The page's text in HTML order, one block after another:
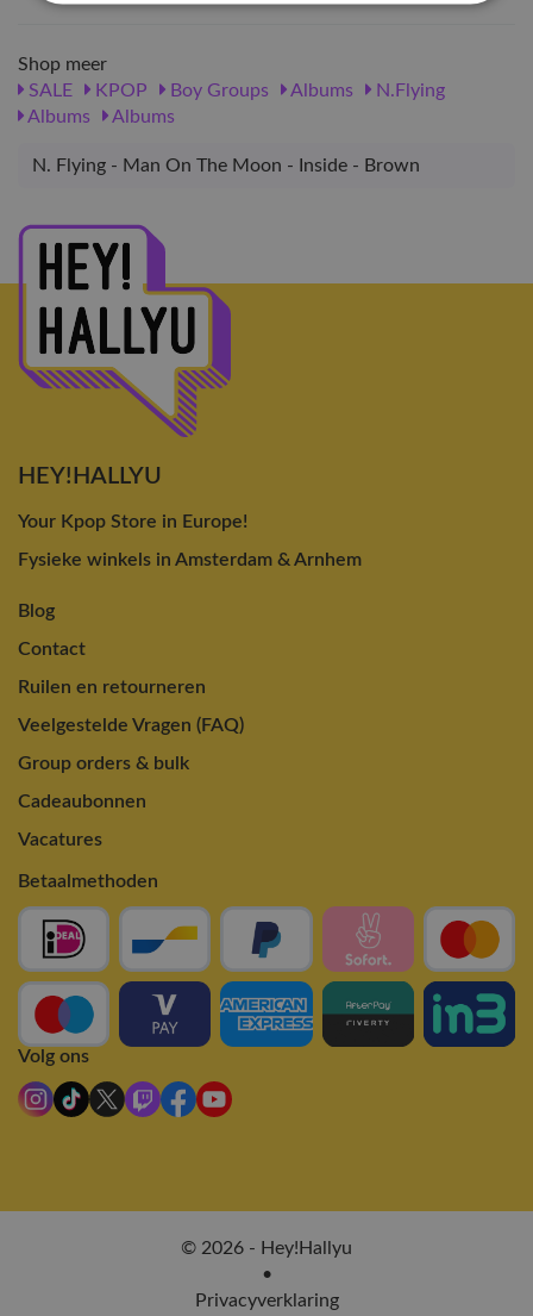
Shop meer
SALE
KPOP Boy Groups Albums
N.Flying
Albums
Albums
N. Flying - Man On The Moon - Inside - Brown
HEY!HALLYU
Your Kpop Store in Europe!
Fysieke winkels in Amsterdam & Arnhem
Blog
Contact
Ruilen en retourneren
Veelgestelde Vragen (FAQ)
Group orders & bulk
Cadeaubonnen
Vacatures
Betaalmethoden
Volg ons
© 2026 - Hey!Hallyu
•
Privacyverklaring